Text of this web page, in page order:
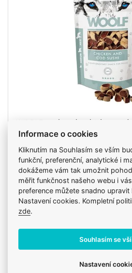
WOOLF pochoutka chicken and
49 Kč
ks
Skladem
Informace o cookies
Kliknutím na Souhlasím se vším
funkční, preferenční, analytické i
dokážeme vám tak umožnit
měřit funkčnost našeho webu i
preference můžete snadno upravit
Nastavení cookies. Kompletní
zde.
Souhlasím se
Nastavení